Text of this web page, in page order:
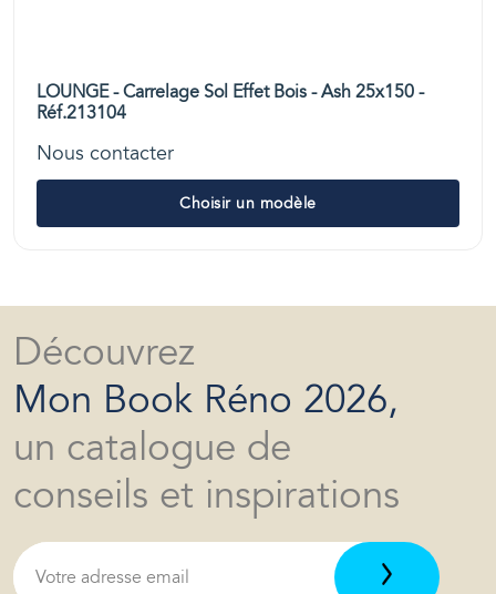
LOUNGE - Carrelage Sol Effet Bois - Ash 25x150 -
Réf.213104
Nous contacter
Choisir un modèle
Découvrez
Mon Book Réno 2026,
un catalogue de
conseils et inspirations